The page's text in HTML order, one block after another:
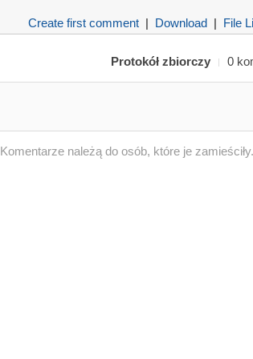
Create first comment | Download | File
Protokół zbiorczy 0
Komentarze należą do osób, które je